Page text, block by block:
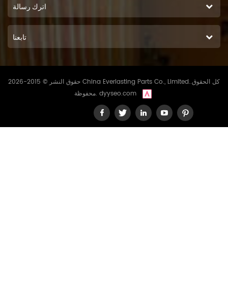
اترك رسالة
تابعنا
حقوق النشر © 2015-2026 China Everlasting Parts Co., Limited..كل الحقوق
محفوظة. dyyseo.com